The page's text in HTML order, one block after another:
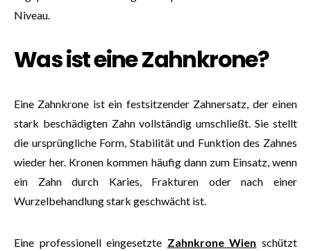
Niveau.
Was ist eine Zahnkrone?
Eine Zahnkrone ist ein festsitzender Zahnersatz, der einen
stark beschädigten Zahn vollständig umschließt. Sie stellt
die ursprüngliche Form, Stabilität und Funktion des Zahnes
wieder her. Kronen kommen häufig dann zum Einsatz, wenn
ein Zahn durch Karies, Frakturen oder nach einer
Wurzelbehandlung stark geschwächt ist.
Eine professionell eingesetzte Zahnkrone Wien schützt